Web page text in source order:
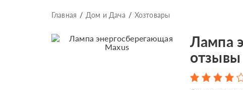
Главная Дом и Дача Хозтовары
Лампа
отзывы